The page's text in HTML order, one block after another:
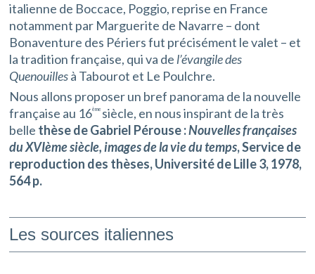
italienne de Boccace, Poggio, reprise en France
notamment par Marguerite de Navarre – dont
Bonaventure des Périers fut précisément le valet – et
la tradition française, qui va de l’évangile des
Quenouillesà Tabourot et Le Poulchre.
Nous allons proposer un bref panorama de la nouvelle
française au 16ème siècle, en nous inspirant de la très
belle thèse de Gabriel Pérouse :Nouvelles françaises
du XVIème siècle, images de la vie du temps, Service de
reproduction des thèses, Université de Lille 3, 1978,
564 p.
Les sources italiennes